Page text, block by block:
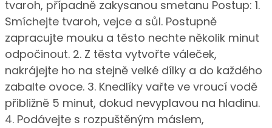
tvaroh, případně zakysanou smetanu Postup: 1.
Smíchejte tvaroh, vejce a sůl. Postupně
zapracujte mouku a těsto nechte několik minut
odpočinout. 2. Z těsta vytvořte váleček,
nakrájejte ho na stejně velké dílky a do každého
zabalte ovoce. 3. Knedlíky vařte ve vroucí vodě
přibližně 5 minut, dokud nevyplavou na hladinu.
4. Podávejte s rozpuštěným máslem,